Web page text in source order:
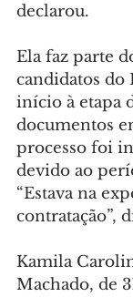
declarou.
Ela faz parte
candidatos do
início à etapa
documentos
processo foi
devido ao
“Estava na
contratação”,
Kamila
Machado, de